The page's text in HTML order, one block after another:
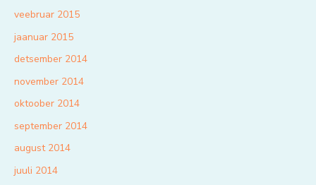
veebruar 2015
jaanuar 2015
detsember 2014
november 2014
oktoober 2014
september 2014
august 2014
juuli 2014